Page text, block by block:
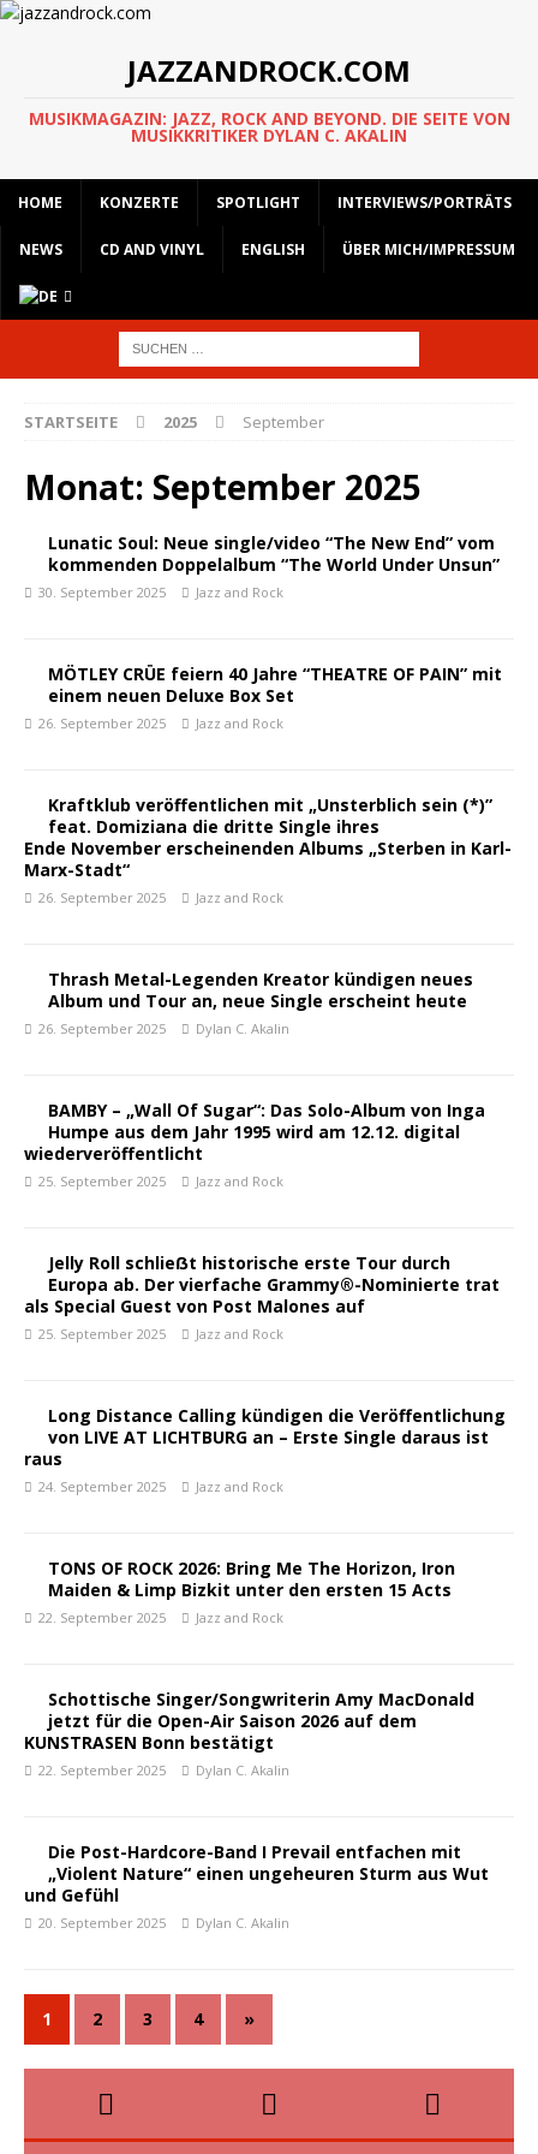
JAZZANDROCK.COM
MUSIKMAGAZIN: JAZZ, ROCK AND BEYOND. DIE SEITE VON
MUSIKKRITIKER DYLAN C. AKALIN
HOME KONZERTE SPOTLIGHT INTERVIEWS/PORTRÄTS
NEWS CD AND VINYL ENGLISH ÜBER MICH/IMPRESSUM
STARTSEITE 2025 September
Monat: September 2025
Lunatic Soul: Neue single/video “The New End” vom
kommenden Doppelalbum “The World Under Unsun”
30. September 2025 Jazz and Rock
MÖTLEY CRÜE feiern 40 Jahre “THEATRE OF PAIN” mit
einem neuen Deluxe Box Set
26. September 2025 Jazz and Rock
Kraftklub veröffentlichen mit „Unsterblich sein (*)”
feat. Domiziana die dritte Single ihres
Ende November erscheinenden Albums „Sterben in Karl-
Marx-Stadt“
26. September 2025 Jazz and Rock
Thrash Metal-Legenden Kreator kündigen neues
Album und Tour an, neue Single erscheint heute
26. September 2025 Dylan C. Akalin
BAMBY – „Wall Of Sugar“: Das Solo-Album von Inga
Humpe aus dem Jahr 1995 wird am 12.12. digital
wiederveröffentlicht
25. September 2025 Jazz and Rock
Jelly Roll schlieẞt historische erste Tour durch
Europa ab. Der vierfache Grammy®-Nominierte trat
als Special Guest von Post Malones auf
25. September 2025 Jazz and Rock
Long Distance Calling kündigen die Veröffentlichung
von LIVE AT LICHTBURG an – Erste Single daraus ist
raus
24. September 2025 Jazz and Rock
TONS OF ROCK 2026: Bring Me The Horizon, Iron
Maiden & Limp Bizkit unter den ersten 15 Acts
22. September 2025 Jazz and Rock
Schottische Singer/Songwriterin Amy MacDonald
jetzt für die Open-Air Saison 2026 auf dem
KUNSTRASEN Bonn bestätigt
22. September 2025 Dylan C. Akalin
Die Post-Hardcore-Band I Prevail entfachen mit
„Violent Nature“ einen ungeheuren Sturm aus Wut
und Gefühl
20. September 2025 Dylan C. Akalin
1 2 3 4 »